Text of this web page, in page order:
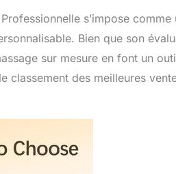
s’impose
Bien que son
sur mesure en font un
des meilleures